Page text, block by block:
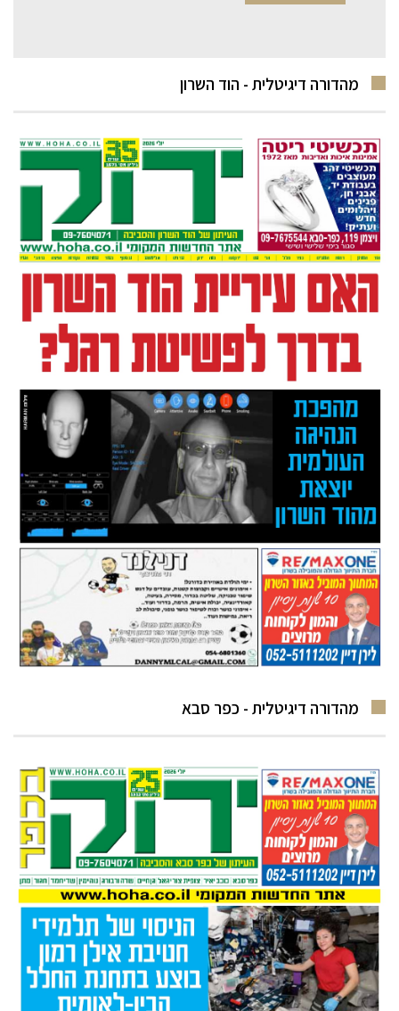
מהדורה דיגיטלית - הוד השרון
מהדורה דיגיטלית - כפר סבא